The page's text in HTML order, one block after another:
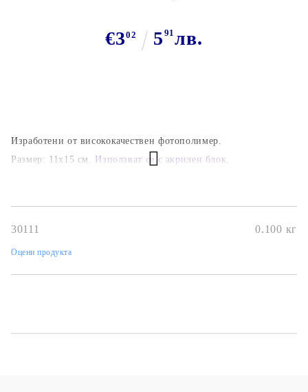
€302 5 91 лв.
Изработени от висококачествен фотополимер.
Размер: 11х15 см. Използват се с акрилен блок.
30111 0.100 кг
Оцени продукта